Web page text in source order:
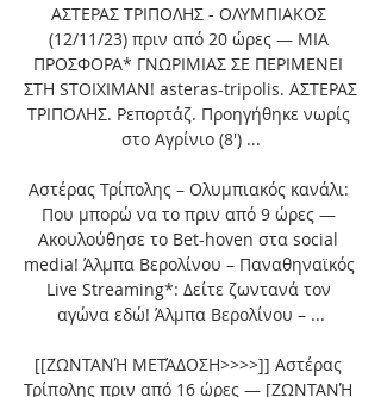
ΑΣΤΕΡΑΣ ΤΡΙΠΟΛΗΣ - ΟΛΥΜΠΙΑΚΟΣ
(12/11/23) πριν από 20 ώρες — MIA
ΠΡΟΣΦΟΡΑ* ΓΝΩΡΙΜΙΑΣ ΣΕ ΠΕΡΙΜΕΝΕΙ
ΣΤΗ STOIXIMAN! asteras-tripolis. ΑΣΤΕΡΑΣ
ΤΡΙΠΟΛΗΣ. Ρεπορτάζ. Προηγήθηκε νωρίς
στο Αγρίνιο (8') ...
Αστέρας Τρίπολης – Ολυμπιακός κανάλι:
Που μπορώ να το πριν από 9 ώρες —
Aκουλούθησε το Bet-hoven στα social
media! Άλμπα Βερολίνου – Παναθηναϊκός
Live Streaming*: Δείτε ζωντανά τον
αγώνα εδώ! Άλμπα Βερολίνου – ...
[[ΖΩΝΤΑΝΉ ΜΕΤΆΔΟΣΗ>>>>]] Αστέρας
Τρίπολης πριν από 16 ώρες — [ΖΩΝΤΑΝΉ